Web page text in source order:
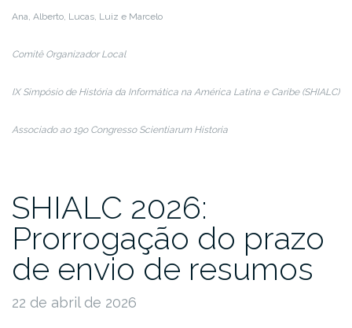
Ana, Alberto, Lucas, Luiz e Marcelo
Comitê Organizador Local
IX Simpósio de História da Informática na América Latina e Caribe (SHIALC)
Associado ao 19o Congresso Scientiarum Historia
SHIALC 2026:
Prorrogação do prazo
de envio de resumos
22 de abril de 2026